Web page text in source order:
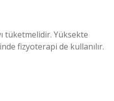
tüketmelidir. Yüksekte
fizyoterapi de kullanılır.